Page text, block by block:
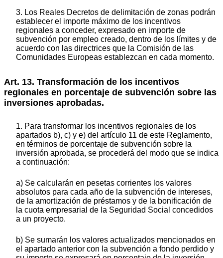
3. Los Reales Decretos de delimitación de zonas podrán
establecer el importe máximo de los incentivos
regionales a conceder, expresado en importe de
subvención por empleo creado, dentro de los límites y de
acuerdo con las directrices que la Comisión de las
Comunidades Europeas establezcan en cada momento.
Art. 13. Transformación de los incentivos
regionales en porcentaje de subvención sobre las
inversiones aprobadas.
1. Para transformar los incentivos regionales de los
apartados b), c) y e) del artículo 11 de este Reglamento,
en términos de porcentaje de subvención sobre la
inversión aprobada, se procederá del modo que se indica
a continuación:
a) Se calcularán en pesetas corrientes los valores
absolutos para cada año de la subvención de intereses,
de la amortización de préstamos y de la bonificación de
la cuota empresarial de la Seguridad Social concedidos
a un proyecto.
b) Se sumarán los valores actualizados mencionados en
el apartado anterior con la subvención a fondo perdido y